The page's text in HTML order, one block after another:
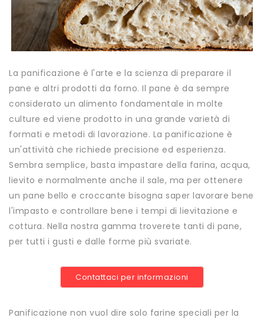
La panificazione è l'arte e la scienza di preparare il
pane e altri prodotti da forno. Il pane è da sempre
considerato un alimento fondamentale in molte
culture ed viene prodotto in una grande varietà di
formati e metodi di lavorazione. La panificazione è
un'attività che richiede precisione ed esperienza.
Sembra semplice, basta impastare della farina, acqua,
lievito e normalmente anche il sale, ma per ottenere
un pane bello e croccante bisogna saper lavorare bene
l'impasto e controllare bene i tempi di lievitazione e
cottura. Nella nostra gamma troverete tanti di pane,
per tutti i gusti e dalle forme più svariate.
Contattaci per informazioni
Panificazione non vuol dire solo farine speciali per la